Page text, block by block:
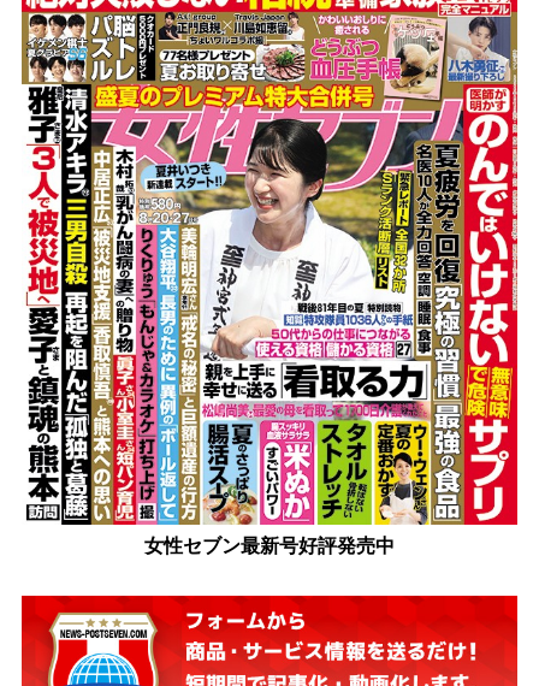
女性セブン最新号好評発売中